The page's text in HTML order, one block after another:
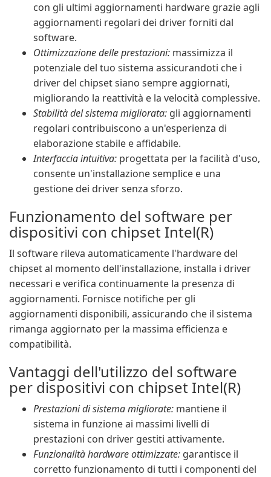
con gli ultimi aggiornamenti hardware grazie agli
aggiornamenti regolari dei driver forniti dal
software.
Ottimizzazione delle prestazioni: massimizza il
potenziale del tuo sistema assicurandoti che i
driver del chipset siano sempre aggiornati,
migliorando la reattività e la velocità complessive.
Stabilità del sistema migliorata: gli aggiornamenti
regolari contribuiscono a un'esperienza di
elaborazione stabile e affidabile.
Interfaccia intuitiva: progettata per la facilità d'uso,
consente un'installazione semplice e una
gestione dei driver senza sforzo.
Funzionamento del software per
dispositivi con chipset Intel(R)
Il software rileva automaticamente l'hardware del
chipset al momento dell'installazione, installa i driver
necessari e verifica continuamente la presenza di
aggiornamenti. Fornisce notifiche per gli
aggiornamenti disponibili, assicurando che il sistema
rimanga aggiornato per la massima efficienza e
compatibilità.
Vantaggi dell'utilizzo del software
per dispositivi con chipset Intel(R)
Prestazioni di sistema migliorate: mantiene il
sistema in funzione ai massimi livelli di
prestazioni con driver gestiti attivamente.
Funzionalità hardware ottimizzate: garantisce il
corretto funzionamento di tutti i componenti del